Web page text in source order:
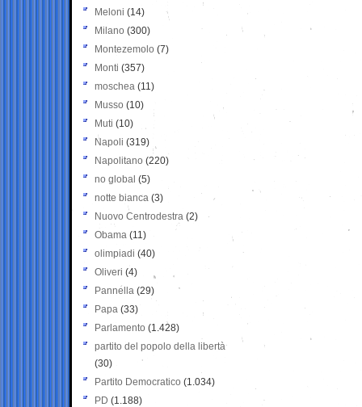
Meloni (14)
Milano (300)
Montezemolo (7)
Monti (357)
moschea (11)
Musso (10)
Muti (10)
Napoli (319)
Napolitano (220)
no global (5)
notte bianca (3)
Nuovo Centrodestra (2)
Obama (11)
olimpiadi (40)
Oliveri (4)
Pannella (29)
Papa (33)
Parlamento (1.428)
partito del popolo della libertà
(30)
Partito Democratico (1.034)
PD (1.188)